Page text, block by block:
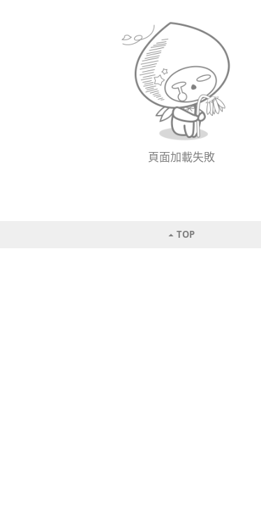
頁面加載失敗
TOP